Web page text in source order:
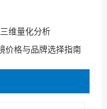
维量化分析
价格与品牌选择指南